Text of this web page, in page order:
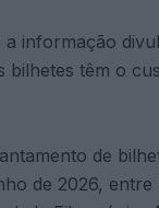
informação
bilhetes têm o
de
de 2026, entre